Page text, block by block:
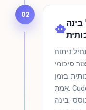
02
בינה
ניתוח
סיכומי
בזמן
אמת. CudekAI מנתח וידאו מבוסס בינה
בינה